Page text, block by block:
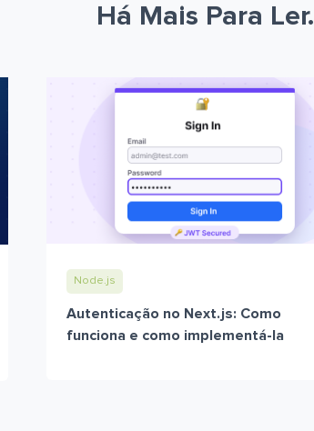
Há Mais Para Ler.
Node.js
Autenticação no Next.js: Como
funciona e como implementá-la